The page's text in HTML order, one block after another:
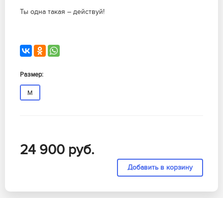
Ты одна такая – действуй!
Размер:
M
24 900 руб.